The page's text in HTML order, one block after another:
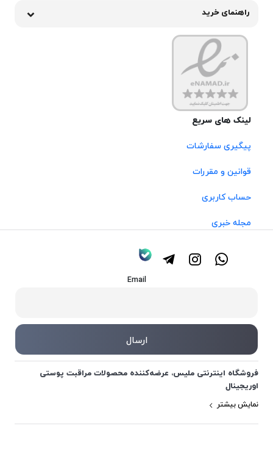
راهنمای خرید
لینک های سریع
پیگیری سفارشات
قوانین و مقررات
حساب کاربری
مجله خبری
Email
فروشگاه اینترنتی ملیس، عرضه‌کننده محصولات مراقبت پوستی
اوریجینال
نمایش بیشتر